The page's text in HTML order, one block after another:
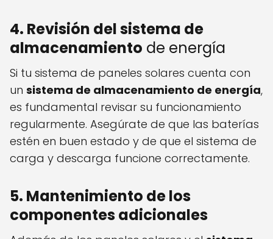
4. Revisión del sistema de
almacenamiento de energía
Si tu sistema de paneles solares cuenta con
un sistema de almacenamiento de energía,
es fundamental revisar su funcionamiento
regularmente. Asegúrate de que las baterías
estén en buen estado y de que el sistema de
carga y descarga funcione correctamente.
5. Mantenimiento de los
componentes adicionales